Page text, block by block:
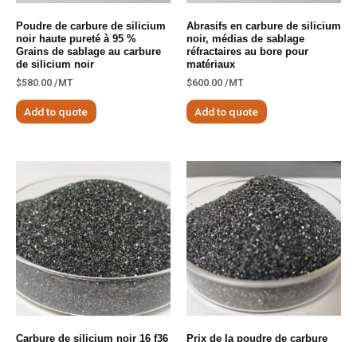
Poudre de carbure de silicium
noir haute pureté à 95 %
Grains de sablage au carbure
de silicium noir
$580.00 /MT
Add to quote
Abrasifs en carbure de silicium
noir, médias de sablage
réfractaires au bore pour
matériaux
$600.00 /MT
Add to quote
Carbure de silicium noir 16 f36 Prix ​​​​de la poudre de carbure